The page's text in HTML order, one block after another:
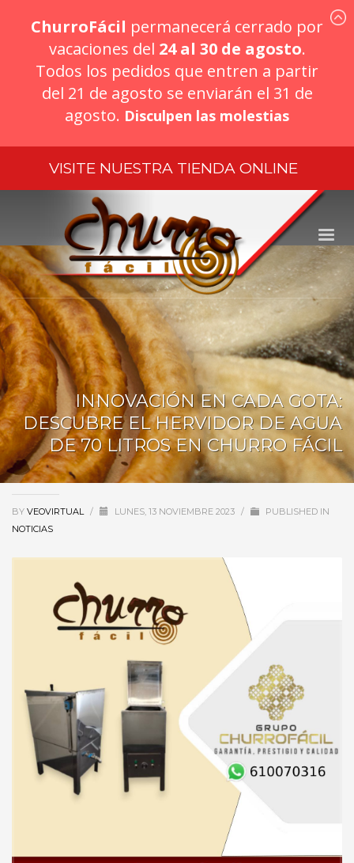
VISITE NUESTRA TIENDA ONLINE
INNOVACIÓN EN CADA GOTA:
DESCUBRE EL HERVIDOR DE AGUA
DE 70 LITROS EN CHURRO FÁCIL
BY VEOVIRTUAL / LUNES, 13 NOVIEMBRE 2023 /
PUBLISHED IN
NOTICIAS
ChurroFácil permanecerá cerrado por
vacaciones del 24 al 30 de agosto.
Todos los pedidos que entren a partir
del 21 de agosto se enviarán el 31 de
agosto. Disculpen las molestias